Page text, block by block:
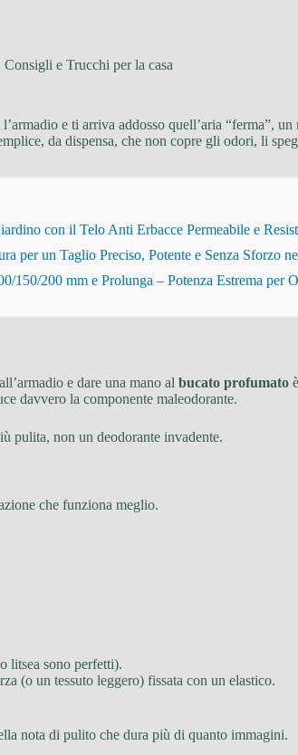
Consigli e Trucchi per la casa
e ti arriva addosso quell’aria “ferma”,
da dispensa, che non copre gli odori, li
con il Telo Anti Erbacce Permeabile e
per un Taglio Preciso, Potente e Senza Sforzo
200 mm e Prolunga – Potenza Estrema per
e dare una mano al bucato profumato
davvero la componente maleodorante.
pulita, non un deodorante invadente.
che funziona meglio.
litsea sono perfetti).
(o un tessuto leggero) fissata con un elastico.
nota di pulito che dura più di quanto immagini.